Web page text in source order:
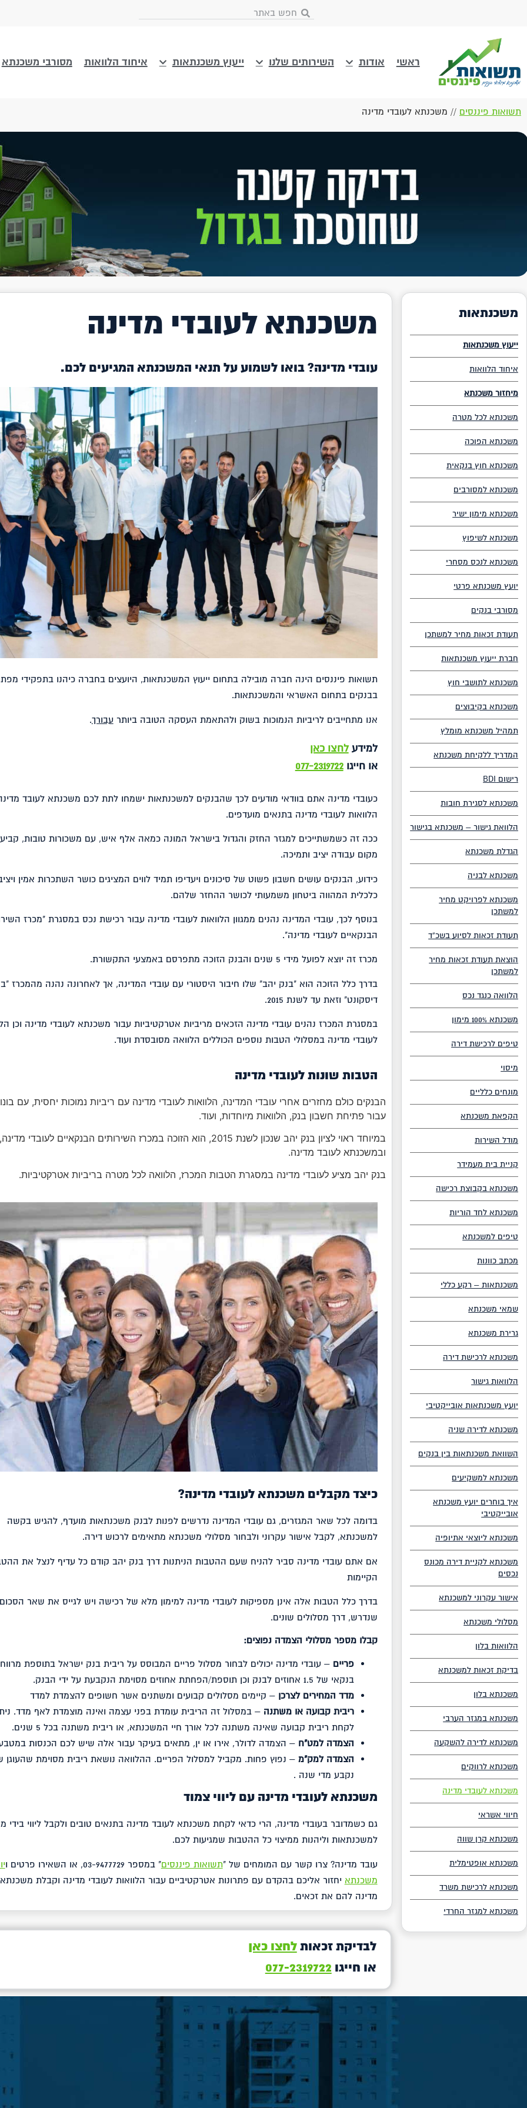
ראשי אודות השירותים שלנו ייעוץ משכנתאות איחוד הלוואות מסורבי משכנתא
תשואות פיננסים // משכנתא לעובדי מדינה
משכנתאות
ייעוץ משכנתאות
איחוד הלוואות
מיחזור משכנתא
משכנתא לכל מטרה
משכנתא הפוכה
משכנתא חוץ בנקאית
משכנתא למסורבים
משכנתא מימון ישיר
משכנתא לשיפוץ
משכנתא לנכס מסחרי
יועץ משכנתא פרטי
מסורבי בנקים
תעודת זכאות מחיר למשתכן
חברת ייעוץ משכנתאות
משכנתא לתושבי חוץ
משכנתא בקיבוצים
תמהיל משכנתא מומלץ
המדריך ללקיחת משכנתא
רישום BDI
משכנתא לסגירת חובות
הלוואת גישור – משכנתא בגישור
הגדלת משכנתא
משכנתא לבניה
משכנתא לפרויקט מחיר
למשתכן
תעודת זכאות לסיוע בשכ”ד
הוצאת תעודת זכאות מחיר
למשתכן
הלוואה כנגד נכס
משכנתא 100% מימון
טיפים לרכישת דירה
מיסוי
מונחים כלליים
הקפאת משכנתא
מודל השירות
קניית בית מעמידר
משכנתא בקבוצת רכישה
משכנתא לחד הוריות
טיפים למשכנתא
מכתב כוונות
משכנתאות – רקע כללי
שמאי משכנתא
גרירת משכנתא
משכנתא לרכישת דירה
הלוואות גישור
יועץ משכנתאות אובייקטיבי
משכנתא לדירה שניה
השוואת משכנתאות בין בנקים
משכנתא למשקיעים
איך בוחרים יועץ משכנתא
אובייקטיבי
משכנתא ליוצאי אתיופיה
משכנתא לקניית דירה מכונס
נכסים
אישור עקרוני למשכנתא
מסלולי משכנתא
הלוואות בלון
בדיקת זכאות למשכנתא
משכנתא בלון
משכנתא במגזר הערבי
משכנתא לדירה להשקעה
משכנתא לרווקים
משכנתא לעובדי מדינה
חיווי אשראי
משכנתא קרן שווה
משכנתא אופטימלית
משכנתא לרכישת משרד
משכנתא למגזר החרדי
משכנתא לעובדי מדינה
עובדי מדינה? בואו לשמוע על תנאי המשכנתא המגיעים לכם.
תשואות פיננסים הינה חברה מובילה בתחום ייעוץ המשכנתאות, היועצים בחברה כיהנו בתפקידי
בבנקים בתחום האשראי והמשכנתאות.
אנו מתחייבים לריביות הנמוכות בשוק ולהתאמת העסקה הטובה ביותר עבורך.
למידע לחצו כאן
או חייגו077-2319722
כעובדי מדינה אתם בוודאי מודעים לכך שהבנקים למשכנתאות ישמחו לתת לכם משכנתא לעובד
הלוואות לעובדי מדינה בתנאים מועדפים.
ככה זה כשמשתייכים למגזר החזק והגדול בישראל המונה כמאה אלף איש, עם משכורות טובות,
מקום עבודה יציב ותמיכה.
כידוע, הבנקים עושים חשבון פשוט של סיכונים ויעדיפו תמיד לווים המציגים כושר השתכרות אמין
כלכלית המהווה ביטחון משמעותי לכושר ההחזר שלהם.
בנוסף לכך, עובדי המדינה נהנים ממגוון הלוואות לעובדי מדינה עבור רכישת נכס במסגרת "מכרז
הבנקאיים לעובדי מדינה".
מכרז זה יוצא לפועל מידי 5 שנים והבנק הזוכה מתפרסם באמצעי התקשורת.
בדרך כלל הזוכה הוא "בנק יהב" שלו חיבור היסטורי עם עובדי המדינה, אך לאחרונה נהנה מהמכרז
דיסקונט" וזאת עד לשנת 2015.
במסגרת המכרז נהנים עובדי מדינה הזכאים מריביות אטרקטיביות עבור משכנתא לעובדי מדינה וכן
לעובדי מדינה במסלולי הטבות נוספים הכוללים הלוואה מסובסדת ועוד.
הטבות שונות לעובדי מדינה
הבנקים כולם מחזרים אחרי עובדי המדינה, הלוואות לעובדי מדינה עם ריביות נמוכות יחסית, עם
עבור פתיחת חשבון בנק, הלוואות מיוחדות, ועוד.
במיוחד ראוי לציון בנק יהב שנכון לשנת 2015, הוא הזוכה במכרז השירותים הבנקאיים לעובדי מדינה,
ובמשכנתא לעובד מדינה.
בנק יהב מציע לעובדי מדינה במסגרת הטבות המכרז, הלוואה לכל מטרה בריביות אטרקטיביות.
כיצד מקבלים משכנתא לעובדי מדינה?
בדומה לכל שאר המגזרים, גם עובדי המדינה נדרשים לפנות לבנק משכנתאות מועדף, להגיש בקשה
למשכנתא, לקבל אישור עקרוני ולבחור מסלולי משכנתא מתאימים לרכוש דירה.
אם אתם עובדי מדינה סביר להניח שעם ההטבות הניתנות דרך בנק יהב קודם כל עדיף לנצל את
הקיימות
בדרך כלל הטבות אלה אינן מספיקות לעובדי מדינה למימון מלא של רכישה ויש לגייס את שאר
שנדרש, דרך מסלולים שונים.
קבלו מספר מסלולי הצמדה נפוצים:
פריים – עובדי מדינה יכולים לבחור מסלול פריים המבוסס על ריבית בנק ישראל בתוספת מרווח
בנקאי של 1.5 אחוזים לבנק וכן תוספת/הפחתת אחוזים מסוימת הנקבעת על ידי הבנק.
מדד המחירים לצרכן – קיימים מסלולים קבועים ומשתנים אשר חשופים להצמדת למדד
ריבית קבועה או משתנה – במסלול זה הריבית עומדת בפני עצמה ואינה מוצמדת לאף מדד.
לקחת ריבית קבועה שאינה משתנה לכל אורך חיי המשכנתא, או ריבית משתנה בכל 5 שנים.
הצמדה למט"ח – הצמדה לדולר, אירו או ין, מתאים בעיקר עבור אלה שיש לכם הכנסות
הצמדה למק"מ – נפוץ פחות. מקביל למסלול הפריים. ההלוואה נושאת ריבית מסוימת שהעוגן
נקבע מדי שנה .
משכנתא לעובדי מדינה עם ליווי צמוד
גם כשמדובר בעובדי מדינה, הרי כדאי לקחת משכנתא לעובד מדינה בתנאים טובים ולקבל ליווי בידי
למשכנתאות וליהנות ממיצוי כל ההטבות שמגיעות לכם.
עובד מדינה? צרו קשר עם המומחים של "תשואות פיננסים" במספר 03-9477729, או השאירו פרטים ו
משכנתא יחזור אליכם בהקדם עם פתרונות אטרקטיביים עבור הלוואות לעובדי מדינה וקבלת
מדינה להם את זכאים.
לבדיקת זכאותלחצו כאן
או חייגו 077-2319722